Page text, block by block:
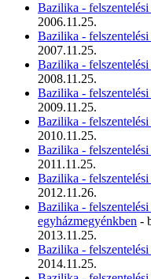
Bazilika -
2006.11.25.
Bazilika -
2007.11.25.
Bazilika -
2008.11.25.
Bazilika -
2009.11.25.
Bazilika -
2010.11.25.
Bazilika -
2011.11.25.
Bazilika -
2012.11.26.
Bazilika -
egyházmegyénkben -
2013.11.25.
Bazilika -
2014.11.25.